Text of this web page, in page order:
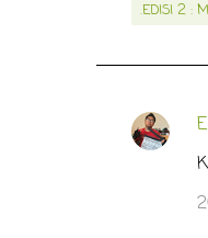
.EDISI 2 :
K